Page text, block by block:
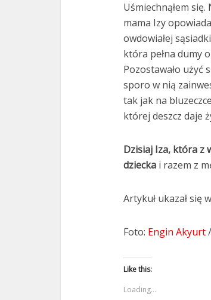
Uśmiechnąłem
mama Izy
owdowiałej
która pełna dumy
Pozostawało użyć
sporo w nią
tak jak na
której deszcz daje
Dzisiaj Iza, która z
dziecka i razem z
Artykuł ukazał się
Foto: Engin Akyurt/
Like this:
Loading...